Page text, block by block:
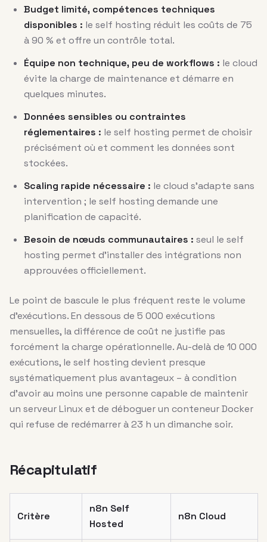
Budget limité, compétences techniques
disponibles : le self hosting réduit les coûts de 75
à 90 % et offre un contrôle total.
Équipe non technique, peu de workflows : le cloud
évite la charge de maintenance et démarre en
quelques minutes.
Données sensibles ou contraintes
réglementaires : le self hosting permet de choisir
précisément où et comment les données sont
stockées.
Scaling rapide nécessaire : le cloud s’adapte sans
intervention ; le self hosting demande une
planification de capacité.
Besoin de nœuds communautaires : seul le self
hosting permet d’installer des intégrations non
approuvées officiellement.
Le point de bascule le plus fréquent reste le volume
d’exécutions. En dessous de 5 000 exécutions
mensuelles, la différence de coût ne justifie pas
forcément la charge opérationnelle. Au-delà de 10 000
exécutions, le self hosting devient presque
systématiquement plus avantageux – à condition
d’avoir au moins une personne capable de maintenir
un serveur Linux et de déboguer un conteneur Docker
qui refuse de redémarrer à 23 h un dimanche soir.
Récapitulatif
Critère
n8n Self
Hosted
n8n Cloud